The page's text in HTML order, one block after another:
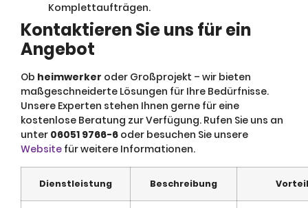
Komplettaufträgen.
Kontaktieren Sie uns für ein
Angebot
Ob heimwerker oder Großprojekt – wir bieten
maßgeschneiderte Lösungen für Ihre Bedürfnisse.
Unsere Experten stehen Ihnen gerne für eine
kostenlose Beratung zur Verfügung. Rufen Sie uns an
unter 06051 9766-6 oder besuchen Sie unsere
Website für weitere Informationen.
Dienstleistung Beschreibung